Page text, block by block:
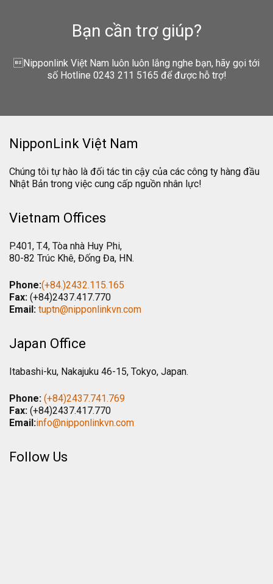
Bạn cần trợ giúp?
Nipponlink Việt Nam luôn luôn lắng nghe bạn, hãy gọi tới
số Hotline 0243 211 5165 để được hỗ trợ!
NipponLink Việt Nam
Chúng tôi tự hào là đối tác tin cậy của các công ty hàng đầu
Nhật Bản trong việc cung cấp nguồn nhân lực!
Vietnam Offices
P.401, T.4, Tòa nhà Huy Phi,
80-82 Trúc Khê, Đống Đa, HN.
Phone:(+84.)2432.115.165
Fax: (+84)2437.417.770
Email: tuptn@nipponlinkvn.com
Japan Office
Itabashi-ku, Nakajuku 46-15, Tokyo, Japan.
Phone: (+84)2437.741.769
Fax: (+84)2437.417.770
Email:info@nipponlinkvn.com
Follow Us